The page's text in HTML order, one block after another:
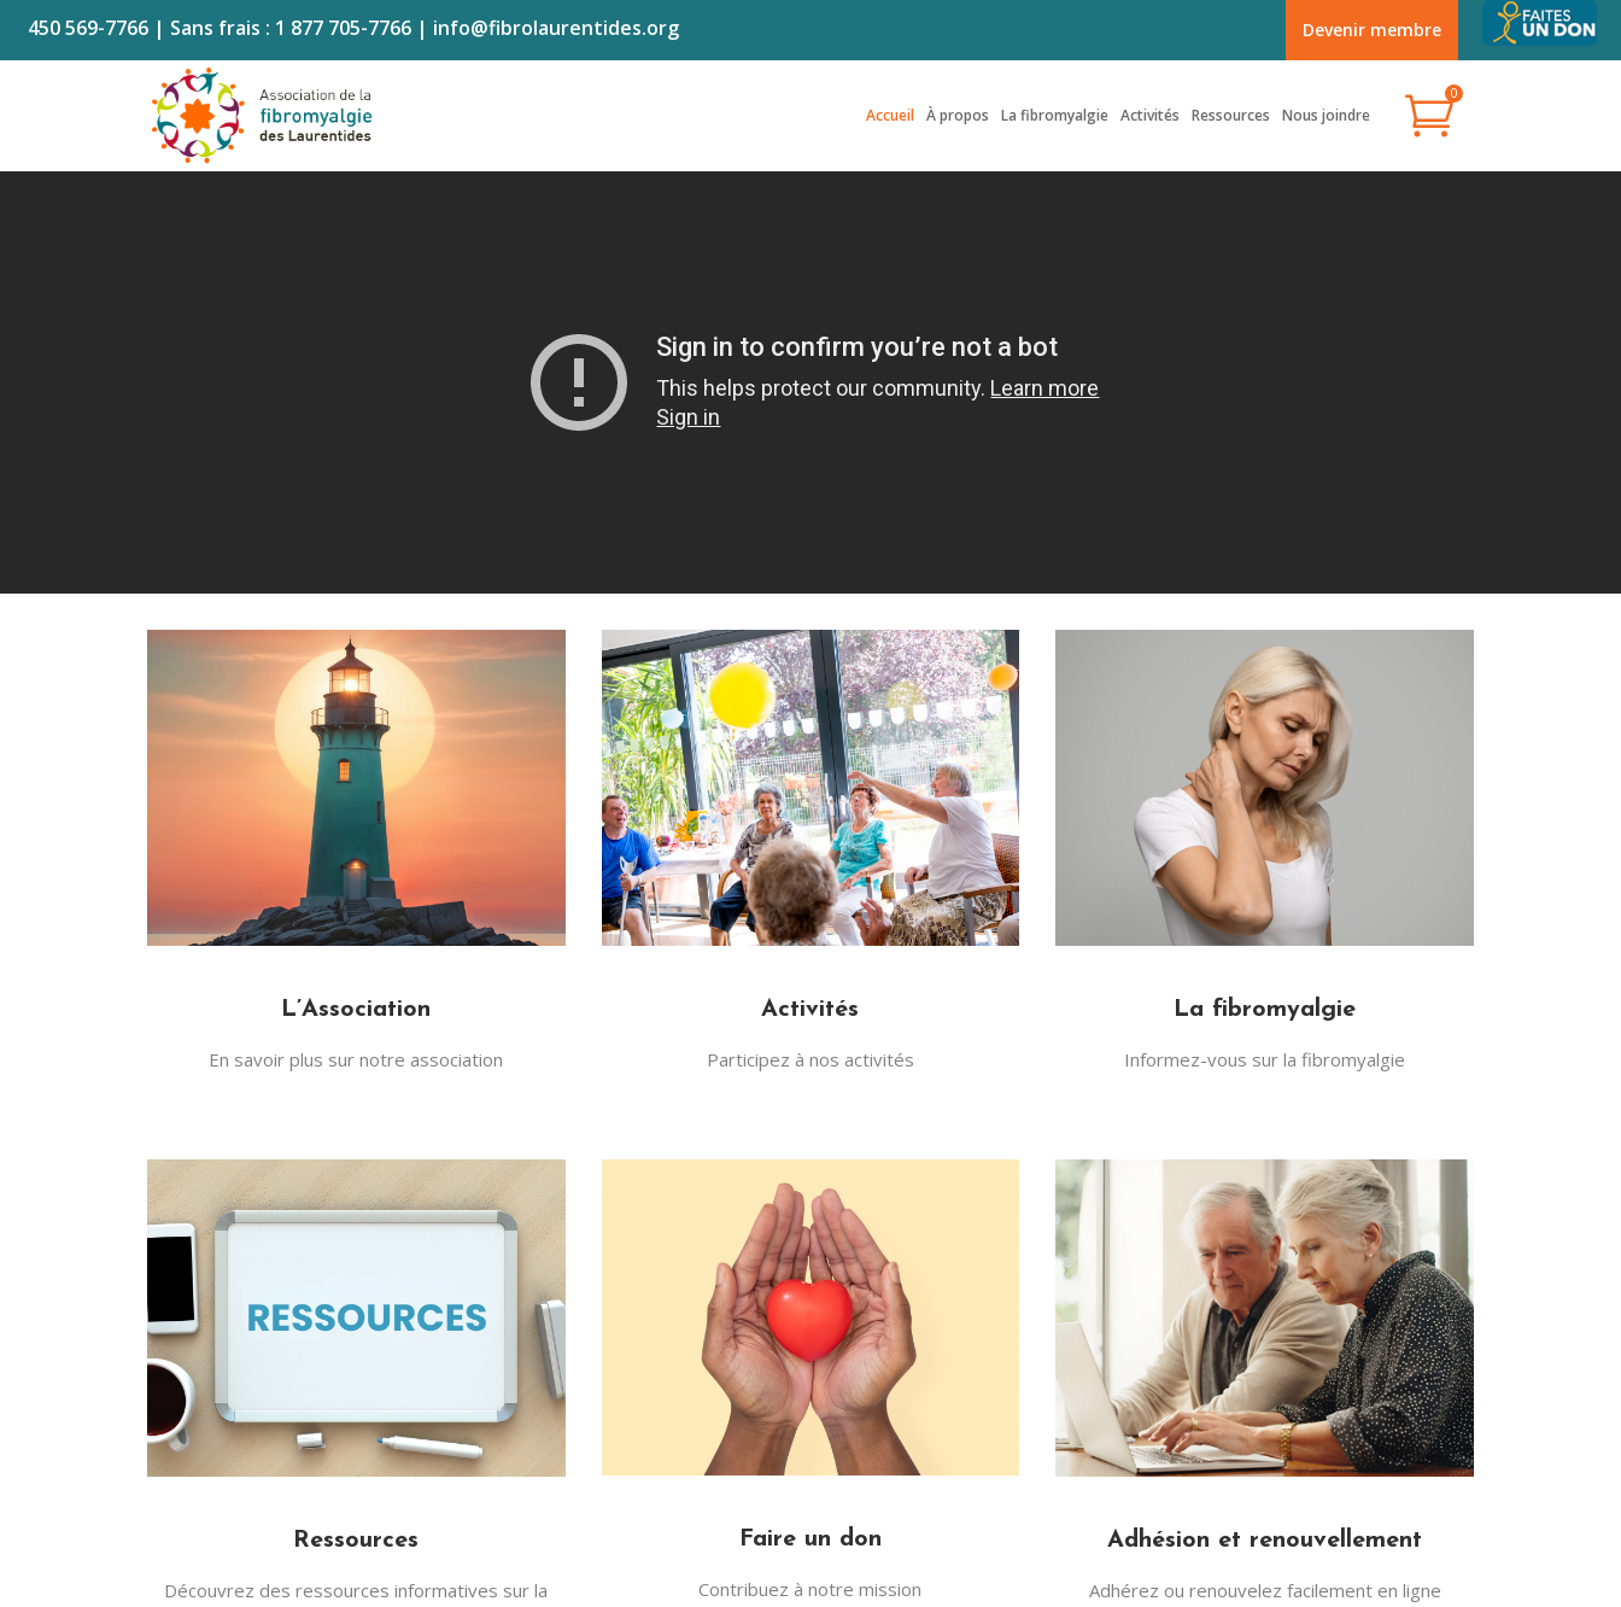
450 569-7766 | Sans frais : 1 877 705-7766 | info@fibrolaurentides.org Devenir membre
Faites un don
Accueil À propos La fibromyalgie Activités Ressources Nous joindre
0
L’Association
En savoir plus sur notre association
Activités
Participez à nos activités
La fibromyalgie
Informez-vous sur la fibromyalgie
Ressources
Découvrez des ressources informatives sur la
Faire un don
Contribuez à notre mission
Adhésion et renouvellement
Adhérez ou renouvelez facilement en ligne